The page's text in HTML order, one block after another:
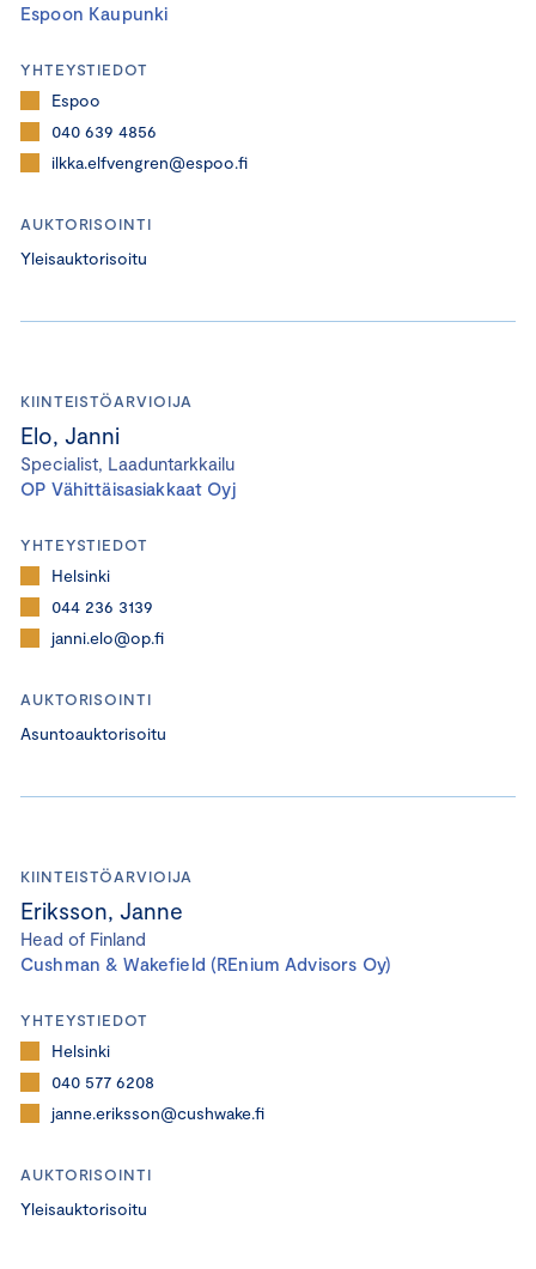
Espoon Kaupunki
YHTEYSTIEDOT
Espoo
040 639 4856
ilkka.elfvengren@espoo.fi
AUKTORISOINTI
Yleisauktorisoitu
KIINTEISTÖARVIOIJA
Elo, Janni
Specialist, Laaduntarkkailu
OP Vähittäisasiakkaat Oyj
YHTEYSTIEDOT
Helsinki
044 236 3139
janni.elo@op.fi
AUKTORISOINTI
Asuntoauktorisoitu
KIINTEISTÖARVIOIJA
Eriksson, Janne
Head of Finland
Cushman & Wakefield (REnium Advisors Oy)
YHTEYSTIEDOT
Helsinki
040 577 6208
janne.eriksson@cushwake.fi
AUKTORISOINTI
Yleisauktorisoitu